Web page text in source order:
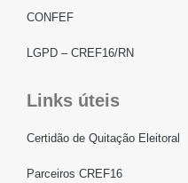
CONFEF
LGPD – CREF16/RN
Links úteis
Certidão de Quitação Eleitoral
Parceiros CREF16